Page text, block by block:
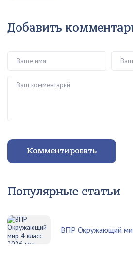
Добавить
Комментировать
Популярные статьи
ВПР Окружающий